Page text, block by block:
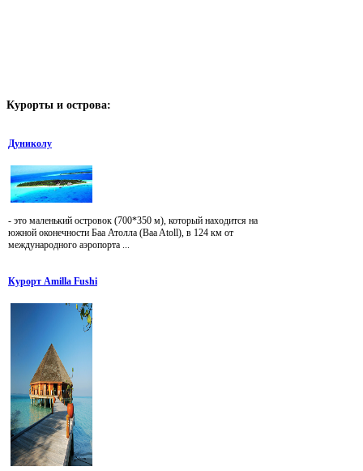
Курорты и острова:
Дуниколу
- это маленький островок (700*350 м), который находится на
южной оконечности Баа Атолла (Baa Atoll), в 124 км от
международного аэропорта ...
Курорт Amilla Fushi